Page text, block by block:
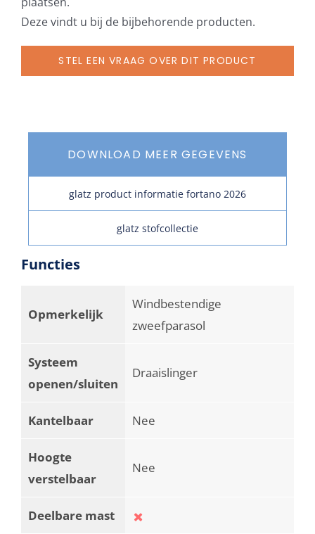
Deze vindt u bij de bijbehorende producten.
STEL EEN VRAAG OVER DIT PRODUCT
DOWNLOAD MEER GEGEVENS
glatz product informatie fortano 2026
glatz stofcollectie
Functies
Opmerkelijk
Windbestendige
zweefparasol
Systeem
openen/sluiten
Draaislinger
Kantelbaar Nee
Hoogte
verstelbaar
Nee
Deelbare mast